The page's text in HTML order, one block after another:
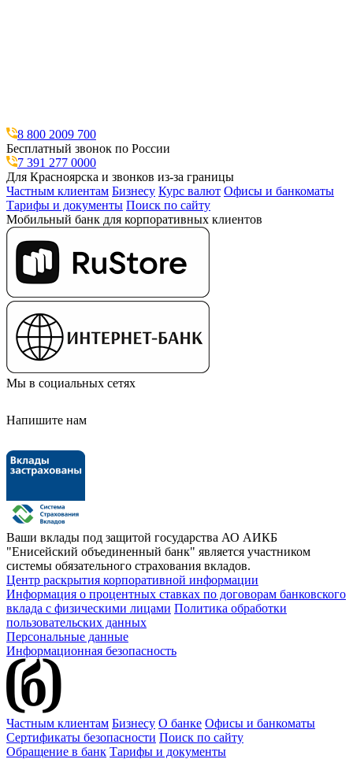
8 800 2009 700
Бесплатный звонок по России
7 391 277 0000
Для Красноярска и звонков из-за границы
Частным клиентам Бизнесу Курс валют Офисы и банкоматы
Тарифы и документы Поиск по сайту
Мобильный банк для корпоративных клиентов
Мы в социальных сетях
Напишите нам
Ваши вклады под защитой государства АО АИКБ
"Енисейский объединенный банк" является участником
системы обязательного страхования вкладов.
Центр раскрытия корпоративной информации
Информация о процентных ставках по договорам банковского
вклада с физическими лицами Политика обработки
пользовательских данных
Персональные данные
Информационная безопасность
Частным клиентам Бизнесу О банке Офисы и банкоматы
Сертификаты безопасности Поиск по сайту
Обращение в банк Тарифы и документы